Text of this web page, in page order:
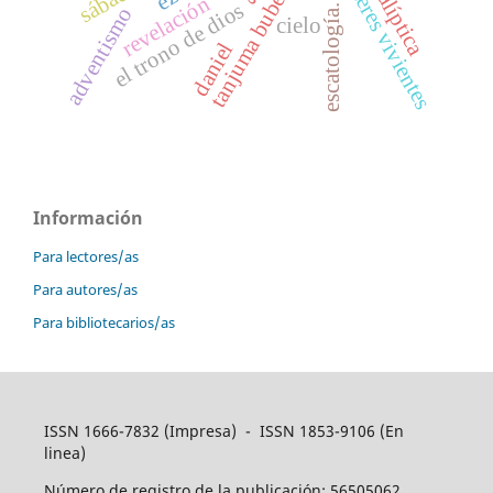
escatología.seres vivientes
el trono de dios cielo
daniel
revelación
adventismo
Información
Para lectores/as
Para autores/as
Para bibliotecarios/as
ISSN 1666-7832 (Impresa) - ISSN 1853-9106 (En
linea)